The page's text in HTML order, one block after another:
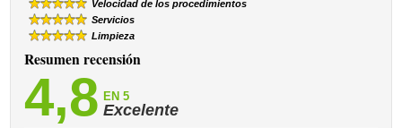
Velocidad de los procedimientos
Servicios
Limpieza
Resumen recensión
4,8 EN 5
Excelente